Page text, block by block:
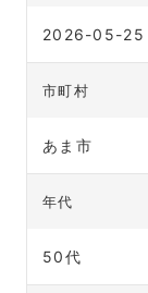
2026-05-25
市町村
あま市
年代
50代